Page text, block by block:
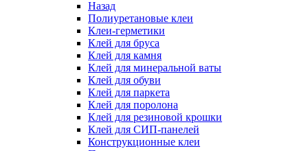
Назад
Полиуретановые клеи
Клеи-герметики
Клей для бруса
Клей для камня
Клей для минеральной ваты
Клей для обуви
Клей для паркета
Клей для поролона
Клей для резиновой крошки
Клей для СИП-панелей
Конструкционные клеи